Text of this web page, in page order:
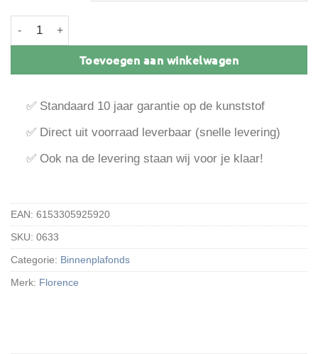
Florence plafondplint 35x6mm 2-delig aantal
Toevoegen aan winkelwagen
✅ Standaard 10 jaar garantie op de kunststof
✅ Direct uit voorraad leverbaar (snelle levering)
✅ Ook na de levering staan wij voor je klaar!
EAN: 6153305925920
SKU: 0633
Categorie: Binnenplafonds
Merk: Florence